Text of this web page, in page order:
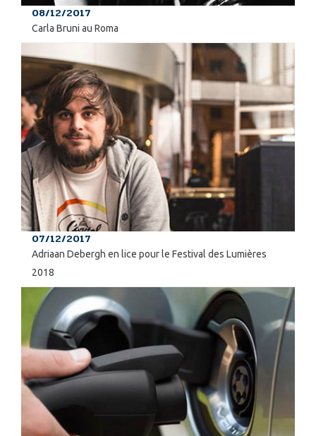
08/12/2017
Carla Bruni au Roma
07/12/2017
Adriaan Debergh en lice pour le Festival des Lumières
2018